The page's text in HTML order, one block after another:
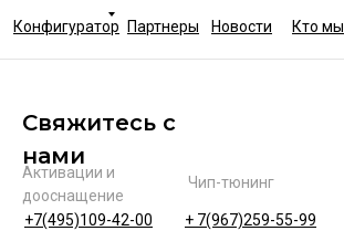
Кто мы
Конфигуратор Партнеры Новости
Чип-тюнинг
+ 7(967)259-55-99
Активации и
дооснащение
Свяжитесь с
нами
+7(495)109-42-00